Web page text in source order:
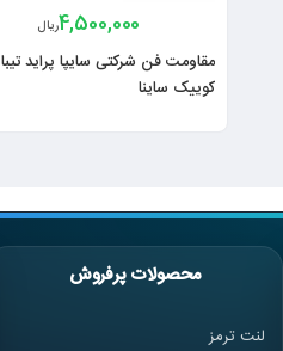
4,500,000ریال
مقاومت فن شرکتی سایپا پراید تیبا
کوییک ساینا
محصولات پرفروش
لنت ترمز